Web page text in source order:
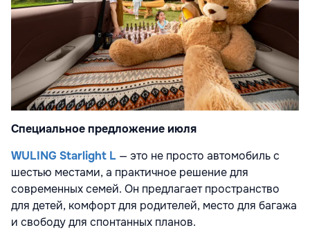
Специальное предложение июля
WULING Starlight L — это не просто автомобиль с
шестью местами, а практичное решение для
современных семей. Он предлагает пространство
для детей, комфорт для родителей, место для багажа
и свободу для спонтанных планов.